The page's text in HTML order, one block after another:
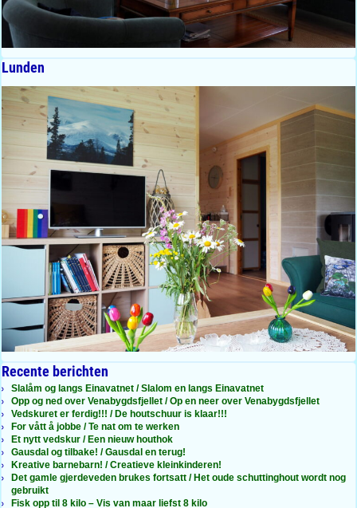
Lunden
Recente berichten
Slalåm og langs Einavatnet / Slalom en langs Einavatnet
Opp og ned over Venabygdsfjellet / Op en neer over Venabygdsfjellet
Vedskuret er ferdig!!! / De houtschuur is klaar!!!
For vått å jobbe / Te nat om te werken
Et nytt vedskur / Een nieuw houthok
Gausdal og tilbake! / Gausdal en terug!
Kreative barnebarn! / Creatieve kleinkinderen!
Det gamle gjerdeveden brukes fortsatt / Het oude schuttinghout wordt nog
gebruikt
Fisk opp til 8 kilo – Vis van maar liefst 8 kilo